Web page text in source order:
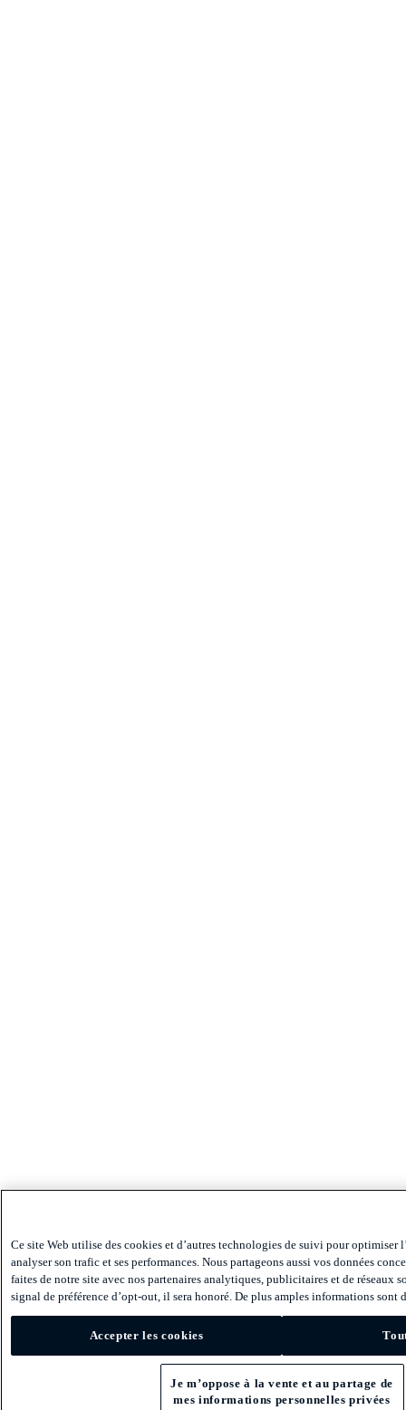
Ce site Web utilise des cookies et d’autres technologies de suivi pour optimiser
analyser son trafic et ses performances. Nous partageons aussi vos données
faites de notre site avec nos partenaires analytiques, publicitaires et de réseaux
signal de préférence d’opt-out, il sera honoré. De plus amples informations sont
Accepter les cookies
Je m’oppose à la vente et au partage de
mes informations personnelles privées